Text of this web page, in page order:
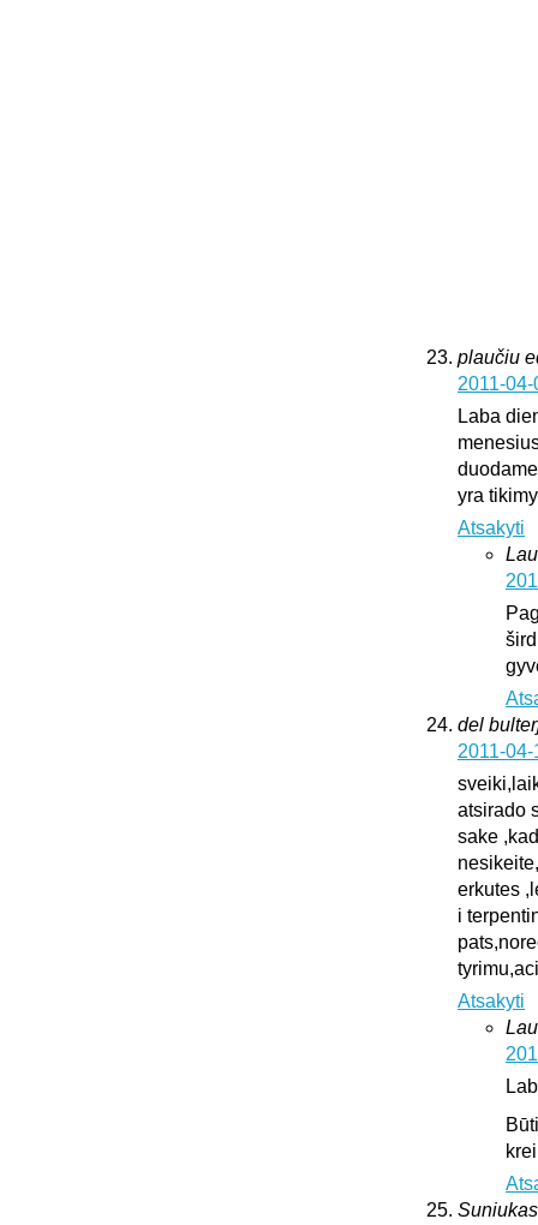
plaučiu
2011-
Laba
yra
Atsakyti
del
2011-
atsirado
sake
erkutes
i
Atsakyti